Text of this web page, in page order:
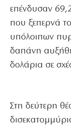
επένδυσαν
που ξεπερνά
υπόλοιπων
δαπάνη
δολάρια σε
Στη δεύτερη